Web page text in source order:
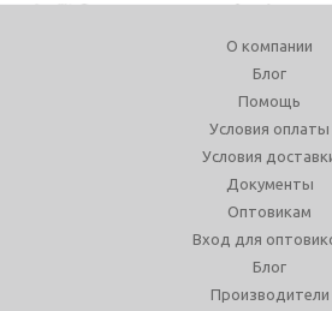
О компании
Блог
Помощь
Условия оплаты
Условия
Документы
Оптовикам
Вход для
Блог
Производители